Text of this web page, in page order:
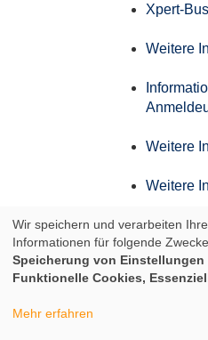
Xpert-
Weitere
Weitere
Weitere
Weitere
Weitere
Infos
Wir speichern und verarbeiten
Informationen für folgende
Speicherung von Einstellungen
Funktionelle Cookies,
Mehr erfahren